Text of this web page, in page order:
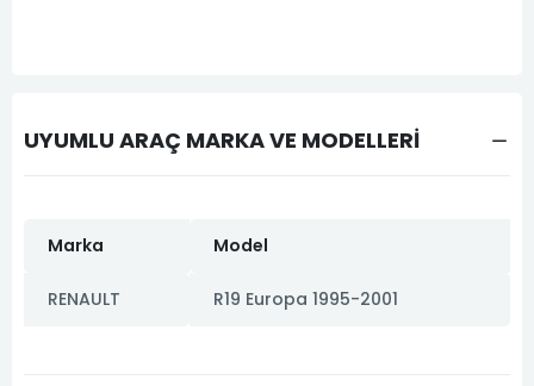
UYUMLU ARAÇ MARKA VE MODELLERİ
Marka Model
RENAULT R19 Europa 1995-2001